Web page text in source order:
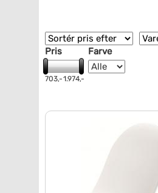
Pris
703,-1.974,-
Farve